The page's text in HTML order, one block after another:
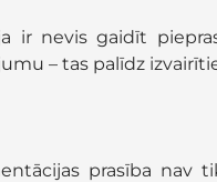
ir nevis gaidīt
– tas palīdz
prasība nav